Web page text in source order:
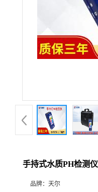
手持式水质PH检测
品牌： 天尔